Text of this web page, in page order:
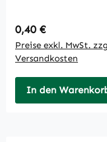
Regulärer Preis:
0,40 €
Preise exkl. MwSt.
Versandkosten
In den